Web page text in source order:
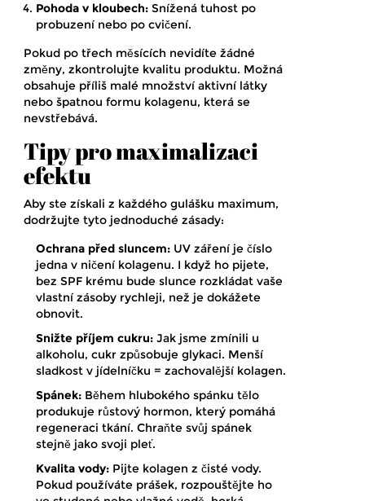
Pohoda v kloubech: Snížená tuhost po
probuzení nebo po cvičení.
Pokud po třech měsících nevidíte žádné
změny, zkontrolujte kvalitu produktu. Možná
obsahuje příliš malé množství aktivní látky
nebo špatnou formu kolagenu, která se
nevstřebává.
Tipy pro maximalizaci
efektu
Aby ste získali z každého gulášku maximum,
dodržujte tyto jednoduché zásady:
Ochrana před sluncem: UV záření je číslo
jedna v ničení kolagenu. I když ho pijete,
bez SPF krému bude slunce rozkládat vaše
vlastní zásoby rychleji, než je dokážete
obnovit.
Snižte příjem cukru: Jak jsme zmínili u
alkoholu, cukr způsobuje glykaci. Menší
sladkost v jídelníčku = zachovalější kolagen.
Spánek: Během hlubokého spánku tělo
produkuje růstový hormon, který pomáhá
regeneraci tkání. Chraňte svůj spánek
stejně jako svoji pleť.
Kvalita vody: Pijte kolagen z čisté vody.
Pokud používáte prášek, rozpouštějte ho